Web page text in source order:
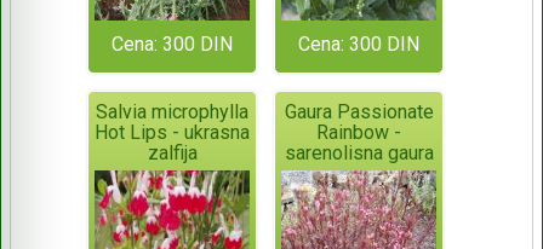
Cena: 300 DIN Cena: 300 DIN
Salvia microphylla
Hot Lips - ukrasna
zalfija
Gaura Passionate
Rainbow -
sarenolisna gaura